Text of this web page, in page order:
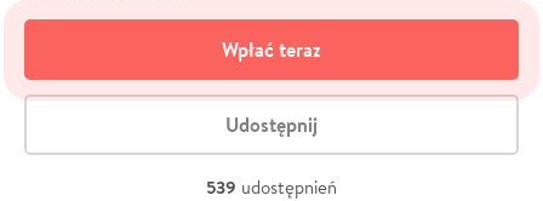
Wpłać teraz
Udostępnij
539 udostępnień